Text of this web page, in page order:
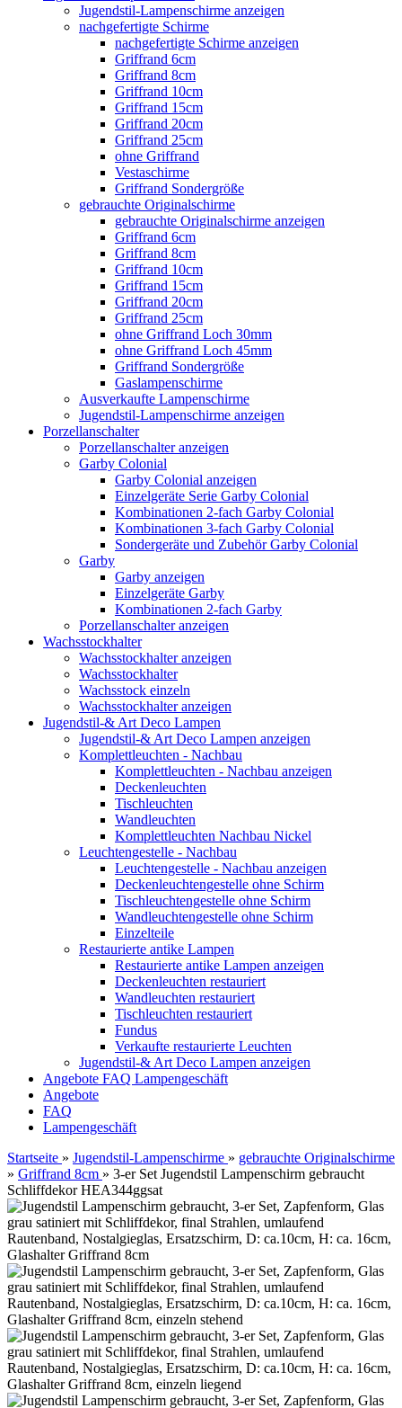
Jugendstil-Lampenschirme anzeigen
nachgefertigte Schirme
nachgefertigte Schirme anzeigen
Griffrand 6cm
Griffrand 8cm
Griffrand 10cm
Griffrand 15cm
Griffrand 20cm
Griffrand 25cm
ohne Griffrand
Vestaschirme
Griffrand Sondergröße
gebrauchte Originalschirme
gebrauchte Originalschirme anzeigen
Griffrand 6cm
Griffrand 8cm
Griffrand 10cm
Griffrand 15cm
Griffrand 20cm
Griffrand 25cm
ohne Griffrand Loch 30mm
ohne Griffrand Loch 45mm
Griffrand Sondergröße
Gaslampenschirme
Ausverkaufte Lampenschirme
Jugendstil-Lampenschirme anzeigen
Porzellanschalter
Porzellanschalter anzeigen
Garby Colonial
Garby Colonial anzeigen
Einzelgeräte Serie Garby Colonial
Kombinationen 2-fach Garby Colonial
Kombinationen 3-fach Garby Colonial
Sondergeräte und Zubehör Garby Colonial
Garby
Garby anzeigen
Einzelgeräte Garby
Kombinationen 2-fach Garby
Porzellanschalter anzeigen
Wachsstockhalter
Wachsstockhalter anzeigen
Wachsstockhalter
Wachsstock einzeln
Wachsstockhalter anzeigen
Jugendstil-& Art Deco Lampen
Jugendstil-& Art Deco Lampen anzeigen
Komplettleuchten - Nachbau
Komplettleuchten - Nachbau anzeigen
Deckenleuchten
Tischleuchten
Wandleuchten
Komplettleuchten Nachbau Nickel
Leuchtengestelle - Nachbau
Leuchtengestelle - Nachbau anzeigen
Deckenleuchtengestelle ohne Schirm
Tischleuchtengestelle ohne Schirm
Wandleuchtengestelle ohne Schirm
Einzelteile
Restaurierte antike Lampen
Restaurierte antike Lampen anzeigen
Deckenleuchten restauriert
Wandleuchten restauriert
Tischleuchten restauriert
Fundus
Verkaufte restaurierte Leuchten
Jugendstil-& Art Deco Lampen anzeigen
Angebote FAQ Lampengeschäft
Angebote
FAQ
Lampengeschäft
Startseite » Jugendstil-Lampenschirme » gebrauchte Originalschirme
» Griffrand 8cm » 3-er Set Jugendstil Lampenschirm gebraucht
Schliffdekor HEA344ggsat